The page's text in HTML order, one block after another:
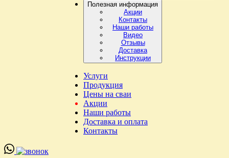
Полезная информация
Акции
Контакты
Наши работы
Видео
Отзывы
Доставка
Инструкции
Услуги
Продукция
Цены на сваи
Акции
Наши работы
Доставка и оплата
Контакты